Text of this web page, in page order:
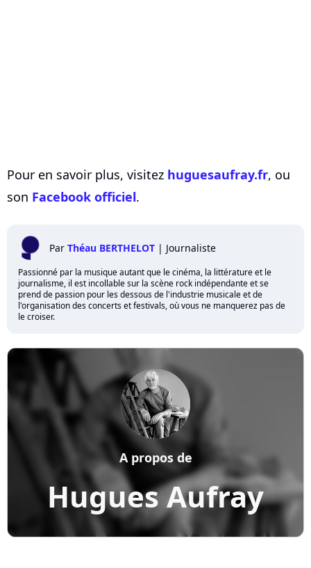
Pour en savoir plus, visitez huguesaufray.fr, ou
son Facebook officiel.
Par Théau BERTHELOT | Journaliste
Passionné par la musique autant que le cinéma, la littérature et le
journalisme, il est incollable sur la scène rock indépendante et se
prend de passion pour les dessous de l'industrie musicale et de
l'organisation des concerts et festivals, où vous ne manquerez pas de
le croiser.
Hugues Aufray
A propos de